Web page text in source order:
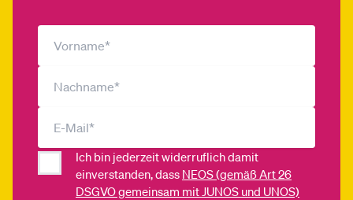
Ich bin jederzeit widerruflich damit
einverstanden, dass NEOS (gemäß Art 26
DSGVO gemeinsam mit JUNOS und UNOS)